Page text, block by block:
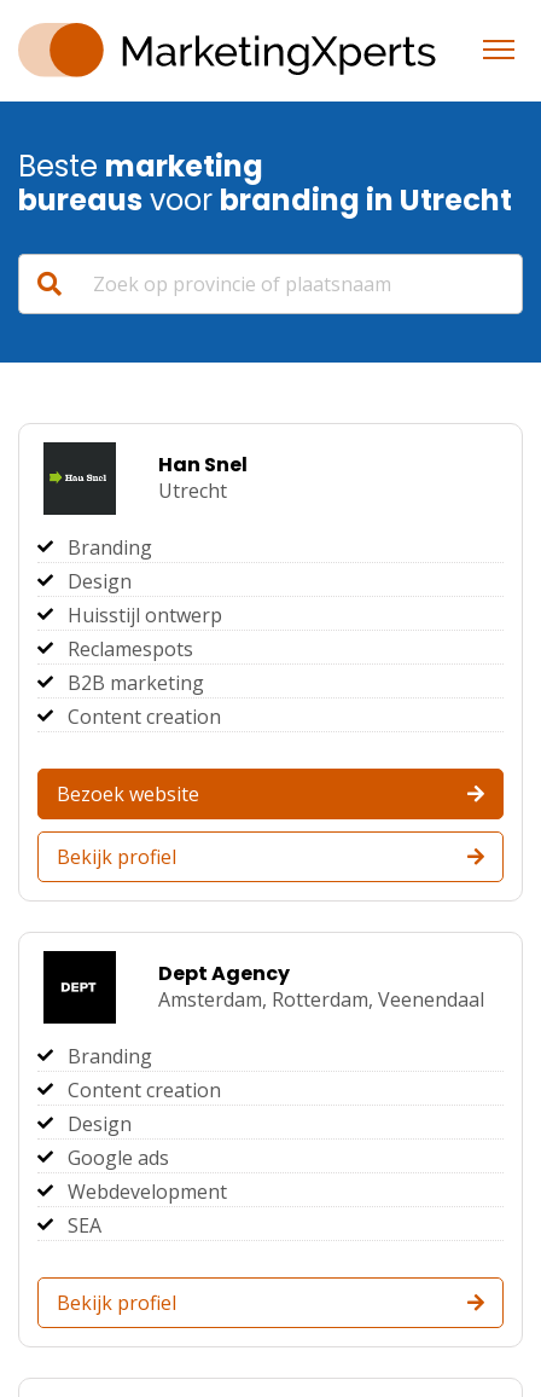
Beste marketing
bureausvoor branding in Utrecht
Han Snel
Utrecht
Branding
Design
Huisstijl ontwerp
Reclamespots
B2B marketing
Content creation
Bezoek website
Bekijk profiel
Dept Agency
Amsterdam, Rotterdam, Veenendaal
Branding
Content creation
Design
Google ads
Webdevelopment
SEA
Bekijk profiel